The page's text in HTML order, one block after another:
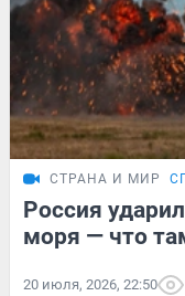
СТРАНА И МИР
Россия
моря — что
20 июля, 2026, 22:50